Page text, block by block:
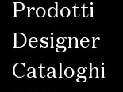
Prodotti
Designer
Cataloghi